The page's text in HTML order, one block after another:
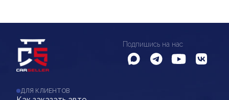
Подпишись на нас
ДЛЯ КЛИЕНТОВ